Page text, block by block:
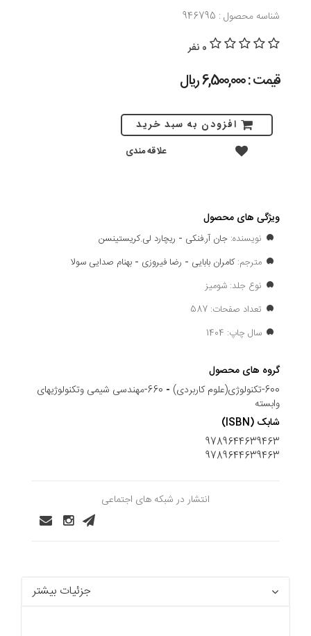
شناسه محصول : 946795
0 نفر
قیمت : 6,500,000 ريال
افزودن به سبد خرید
علاقه مندی
ویژگی های محصول
نویسنده: جان آر.فنکی - ریچارد لی.کریستینسن
مترجم:کامران بابایی - رضا فیروزی - بهنام صدایی سولا
نوع جلد: شومیز
تعداد صفحات: 587
سال چاپ: 1404
گروه های محصول
600-تکنولوژی(علوم کاربردی)
-
660-مهندسی شیمی وتکنولوژیهای
وابسته
شابک (ISBN)
9789644639463
9789644639463
انتشار در شبکه های اجتماعی
جزئیات بیشتر